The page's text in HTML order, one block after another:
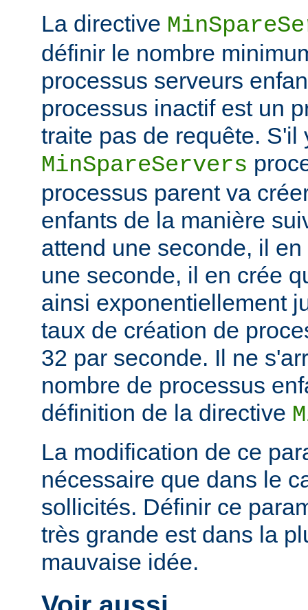
La directive
définir le nombre
processus serveurs
processus inactif est un
traite pas de requête. S'il
MinSpareServers
processus parent va
enfants de la manière
attend une seconde, il
une seconde, il en crée
ainsi exponentiellement
taux de création de
32 par seconde. Il ne
nombre de processus
définition de la directive
La modification de ce
nécessaire que dans le
sollicités. Définir ce
très grande est dans la
mauvaise idée.